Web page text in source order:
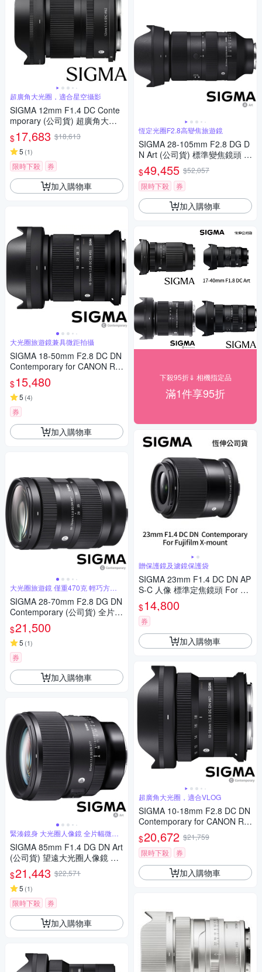
超廣角大光圈，適合星空攝影
SIGMA 12mm F1.4 DC Conte
mporary (公司貨) 超廣角大光
圈定焦鏡 星空鏡 APS-C 無反微
單眼專用鏡頭
$17,683 $18,613
5 (1)
限時下殺 券
加入購物車
大光圈旅遊鏡兼具微距拍攝
SIGMA 18-50mm F2.8 DC DN
Contemporary for CANON RF
接環 (公司貨) 旅遊鏡 APS-C 無
反微單眼專用鏡頭
$15,480
5 (4)
券
加入購物車
大光圈旅遊鏡 僅重470克 輕巧方便
攜帶
SIGMA 28-70mm F2.8 DG DN
Contemporary (公司貨) 全片幅
微單眼鏡頭 旅遊鏡
$21,500
5 (1)
券
加入購物車
緊湊鏡身 大光圈人像鏡 全片幅微單
眼鏡頭
SIGMA 85mm F1.4 DG DN Art
(公司貨) 望遠大光圈人像鏡 全
片幅微單眼鏡頭
$21,443 $22,571
5 (1)
限時下殺 券
加入購物車
恆定光圈F2.8高變焦旅遊鏡
SIGMA 28-105mm F2.8 DG D
N Art (公司貨) 標準變焦鏡頭 全
片幅無反微單眼鏡頭 旅遊鏡
$49,455 $52,057
限時下殺
券
加入購物車
下殺95折⇓ 相機指定品
滿1件享95折
贈保護鏡及濾鏡保護袋
SIGMA 23mm F1.4 DC DN AP
S-C 人像 標準定焦鏡頭 For Fuj
ifilm X-mount (公司貨)
$14,800
券
加入購物車
超廣角大光圈，適合VLOG
SIGMA 10-18mm F2.8 DC DN
Contemporary for CANON RF
接環 (公司貨) 超廣角變焦鏡頭
APS-C 無反微單眼鏡頭
$20,672 $21,759
限時下殺
券
加入購物車